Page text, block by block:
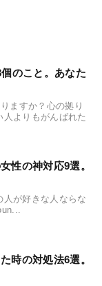
のこと。あなた
ますか？心の拠り
よりもがんばれた
性の神対応9選。
が好きな人ならな
時の対処法6選。